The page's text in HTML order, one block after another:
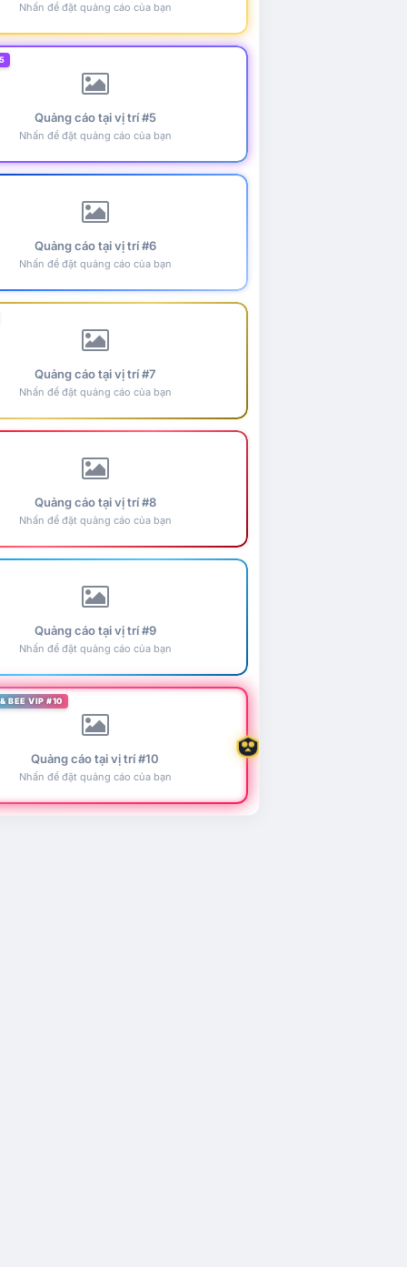
Nhấn để đặt quảng cáo của bạn
Quảng cáo tại vị trí #5
Nhấn để đặt quảng cáo của bạn
Quảng cáo tại vị trí #6
Nhấn để đặt quảng cáo của bạn
Quảng cáo tại vị trí #7
Nhấn để đặt quảng cáo của bạn
Quảng cáo tại vị trí #8
Nhấn để đặt quảng cáo của bạn
Quảng cáo tại vị trí #9
Nhấn để đặt quảng cáo của bạn
BEE VIP #10
Quảng cáo tại vị trí #10
Nhấn để đặt quảng cáo của bạn